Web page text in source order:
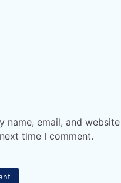
name, email, and
time I comment.